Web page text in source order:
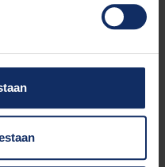
nog even
06-12041898